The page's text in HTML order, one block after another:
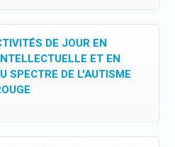
DE JOUR EN
ET EN
SPECTRE DE L'AUTISME